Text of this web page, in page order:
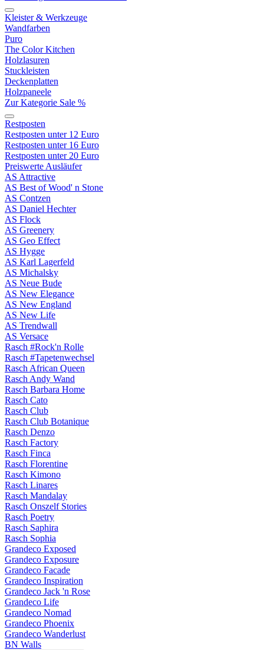
Kleister & Werkzeuge
Wandfarben
Puro
The Color Kitchen
Holzlasuren
Stuckleisten
Deckenplatten
Holzpaneele
Zur Kategorie Sale %
Restposten
Restposten unter 12 Euro
Restposten unter 16 Euro
Restposten unter 20 Euro
Preiswerte Ausläufer
AS Attractive
AS Best of Wood' n Stone
AS Contzen
AS Daniel Hechter
AS Flock
AS Greenery
AS Geo Effect
AS Hygge
AS Karl Lagerfeld
AS Michalsky
AS Neue Bude
AS New Elegance
AS New England
AS New Life
AS Trendwall
AS Versace
Rasch #Rock'n Rolle
Rasch #Tapetenwechsel
Rasch African Queen
Rasch Andy Wand
Rasch Barbara Home
Rasch Cato
Rasch Club
Rasch Club Botanique
Rasch Denzo
Rasch Factory
Rasch Finca
Rasch Florentine
Rasch Kimono
Rasch Linares
Rasch Mandalay
Rasch Onszelf Stories
Rasch Poetry
Rasch Saphira
Rasch Sophia
Grandeco Exposed
Grandeco Exposure
Grandeco Facade
Grandeco Inspiration
Grandeco Jack 'n Rose
Grandeco Life
Grandeco Nomad
Grandeco Phoenix
Grandeco Wanderlust
BN Walls